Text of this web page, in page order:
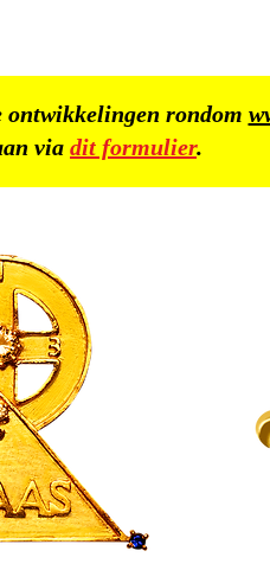
ontwikkelingen rondom
via dit formulier.